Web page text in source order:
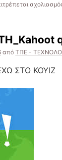
από ΤΠΕ -
ΣΤΟ ΚΟΥΙΖ